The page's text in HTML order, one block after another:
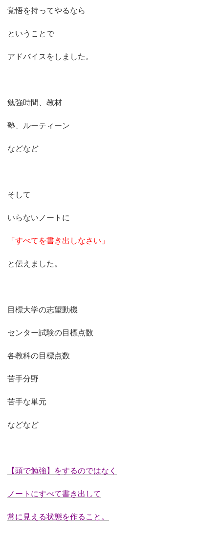
覚悟を持ってやるなら
ということで
アドバイスをしました。
勉強時間、教材
塾、ルーティーン
などなど
そして
いらないノートに
「すべてを書き出しなさい」
と伝えました。
目標大学の志望動機
センター試験の目標点数
各教科の目標点数
苦手分野
苦手な単元
などなど
【頭で勉強】をするのではなく
ノートにすべて書き出して
常に見える状態を作ること。